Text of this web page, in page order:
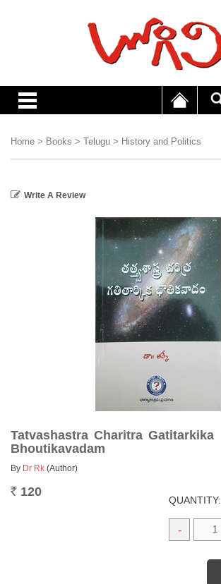
Home > Books > Telugu > History and Politics
Write A Review
Tatvashastra Charitra Gatitarkika
Bhoutikavadam
By Dr Rk (Author)
Rs. 120
QUANTITY:
-